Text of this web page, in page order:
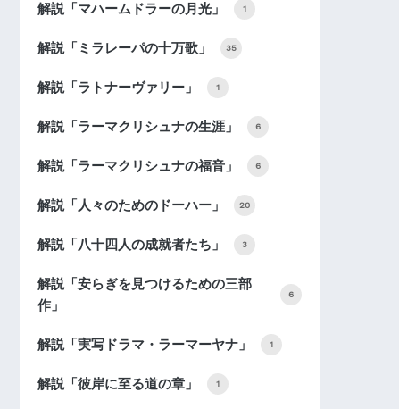
解説「マハームドラーの月光」 1
解説「ミラレーパの十万歌」 35
解説「ラトナーヴァリー」 1
解説「ラーマクリシュナの生涯」 6
解説「ラーマクリシュナの福音」 6
解説「人々のためのドーハー」 20
解説「八十四人の成就者たち」 3
解説「安らぎを見つけるための三部
作」
6
解説「実写ドラマ・ラーマーヤナ」 1
解説「彼岸に至る道の章」 1